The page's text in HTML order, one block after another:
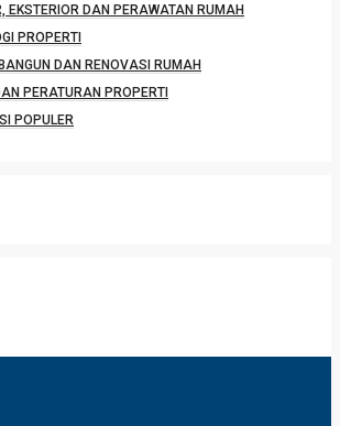
EKSTERIOR DAN PERAWATAN RUMAH
PROPERTI
DAN RENOVASI RUMAH
PERATURAN PROPERTI
POPULER